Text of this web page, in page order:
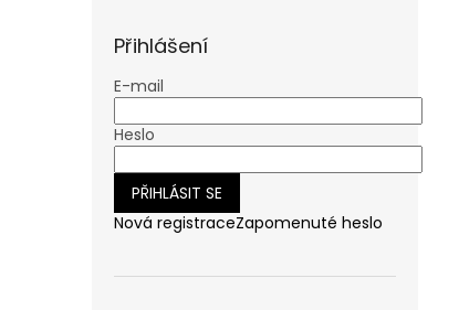
Přihlášení
E-mail
Heslo
PŘIHLÁSIT SE
Nová registraceZapomenuté heslo